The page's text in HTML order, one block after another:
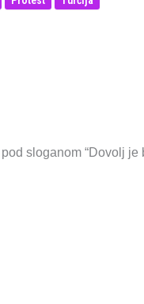
sloganom “Dovolj je